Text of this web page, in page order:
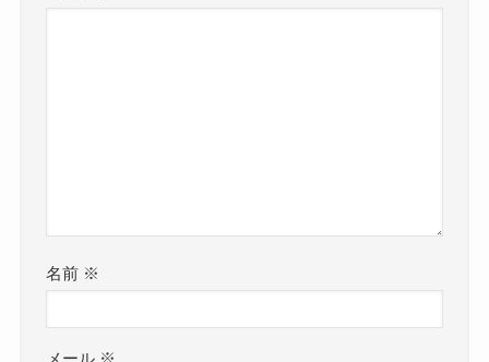
名前 ※
メール ※